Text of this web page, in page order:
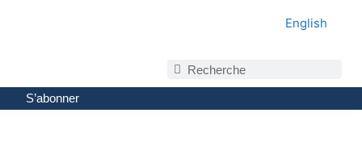
English
S’abonner